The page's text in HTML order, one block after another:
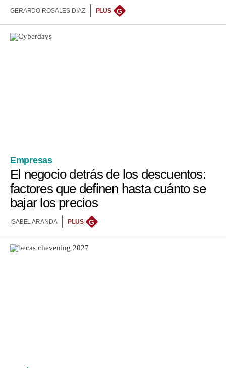
GERARDO ROSALES DIAZ PLUS G
Empresas
El negocio detrás de los descuentos:
factores que definen hasta cuánto se
bajar los precios
ISABEL ARANDA PLUS G